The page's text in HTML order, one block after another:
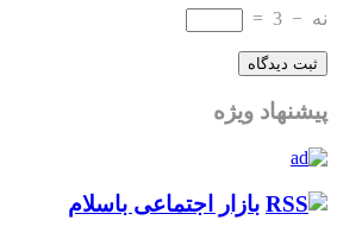
نه −
3
=
پیشنهاد ویژه
بازار اجتماعی باسلام